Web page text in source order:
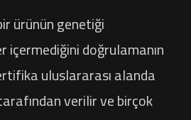
ürünün genetiği
doğrulamanın
uluslararası alanda
verilir ve birçok